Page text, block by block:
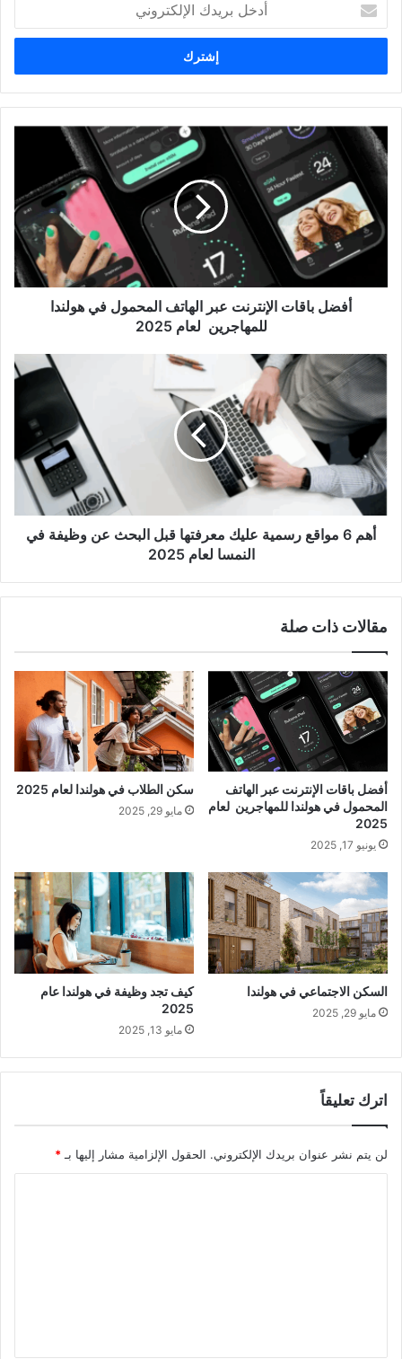
بريدك
الإلكتروني
أفضل
باقات
الإنترنت
عبر
الهاتف
المحمول
في
للمهاجرين
أفضل باقات الإنترنت عبر الهاتف المحمول في هولندا
للمهاجرين لعام 2025
أهم
مواقع
رسمية
عليك
معرفتها
قبل
البحث
عن
وظيفة
لعام
أهم 6 مواقع رسمية عليك معرفتها قبل البحث عن وظيفة في
النمسا لعام 2025
مقالات ذات صلة
أفضل باقات الإنترنت عبر الهاتف
المحمول في هولندا للمهاجرين لعام
2025
يونيو 17, 2025
سكن الطلاب في هولندا لعام 2025
مايو 29, 2025
السكن الاجتماعي في هولندا
مايو 29, 2025
كيف تجد وظيفة في هولندا عام
2025
مايو 13, 2025
اترك تعليقاً
لن يتم نشر عنوان بريدك الإلكتروني. الحقول الإلزامية مشار إليها بـ *